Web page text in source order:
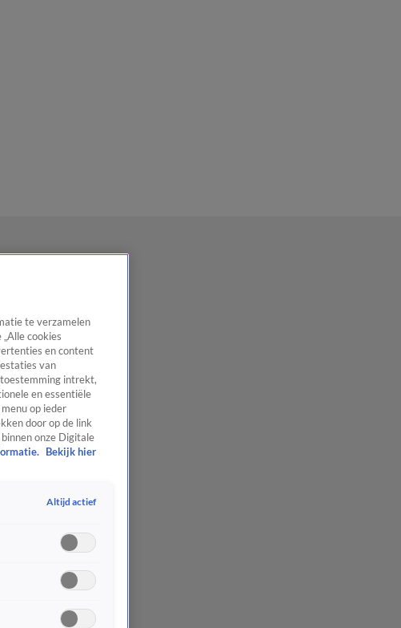
te verzamelen
cookies
en content
van
intrekt,
en essentiële
op ieder
door op de link
onze Digitale
Bekijk hier
Altijd actief